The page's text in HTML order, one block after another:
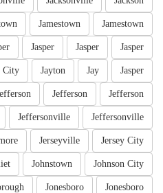
Jamestown
Jamestown
Jasper
Jasper
Jasper
Jasper
Jay
Jayton
City
Jefferson
Jefferson
Jeffersonville
Jeffersonville
Jersey City
Jerseyville
Johnson City
Johnstown
Jonesboro
Jonesboro